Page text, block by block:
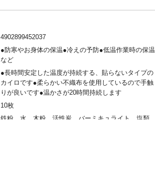
4902899452037
●防寒やお身体の保温●冷えの予防●低温作業時の保温
など
●長時間安定した温度が持続する、貼らないタイプの
カイロです●柔らかい不織布を使用しているので手触
りが良いです●温かさが20時間持続します
10枚
鉄粉、水、木粉、活性炭、バーミキュライト、塩類